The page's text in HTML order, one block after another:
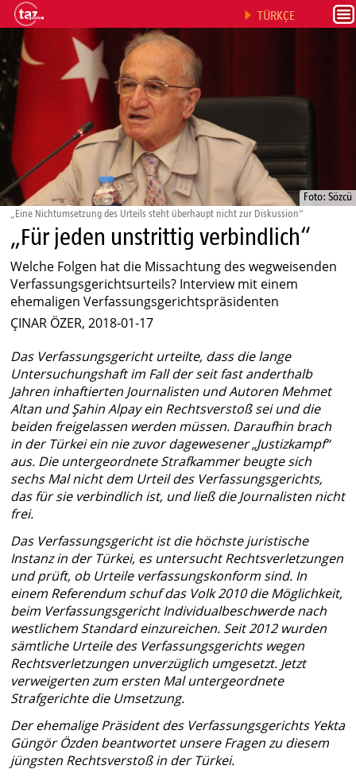
TÜRKÇE
Foto: Sözcü
„Eine Nichtumsetzung des Urteils steht überhaupt nicht zur Diskussion“
„Für jeden unstrittig verbindlich“
Welche Folgen hat die Missachtung des wegweisenden
Verfassungsgerichtsurteils? Interview mit einem
ehemaligen Verfassungsgerichtspräsidenten
ÇINAR ÖZER, 2018-01-17
Das Verfassungsgericht urteilte, dass die lange
Untersuchungshaft im Fall der seit fast anderthalb
Jahren inhaftierten Journalisten und Autoren Mehmet
Altan und Şahin Alpay ein Rechtsverstoß sei und die
beiden freigelassen werden müssen. Daraufhin brach
in der Türkei ein nie zuvor dagewesener „Justizkampf“
aus. Die untergeordnete Strafkammer beugte sich
sechs Mal nicht dem Urteil des Verfassungsgerichts,
das für sie verbindlich ist, und ließ die Journalisten nicht
frei.
Das Verfassungsgericht ist die höchste juristische
Instanz in der Türkei, es untersucht Rechtsverletzungen
und prüft, ob Urteile verfassungskonform sind. In
einem Referendum schuf das Volk 2010 die Möglichkeit,
beim Verfassungsgericht Individualbeschwerde nach
westlichem Standard einzureichen. Seit 2012 wurden
sämtliche Urteile des Verfassungsgerichts wegen
Rechtsverletzungen unverzüglich umgesetzt. Jetzt
verweigerten zum ersten Mal untergeordnete
Strafgerichte die Umsetzung.
Der ehemalige Präsident des Verfassungsgerichts Yekta
Güngör Özden beantwortet unsere Fragen zu diesem
jüngsten Rechtsverstoß in der Türkei.